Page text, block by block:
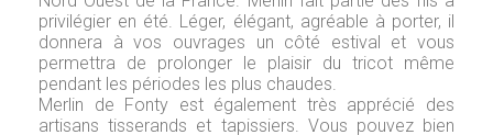
privilégier en été. Léger, élégant, agréable à porter, il
donnera à vos ouvrages un côté estival et vous
permettra de prolonger le plaisir du tricot même
pendant les périodes les plus chaudes.
Merlin de Fonty est également très apprécié des
artisans tisserands et tapissiers. Vous pouvez bien